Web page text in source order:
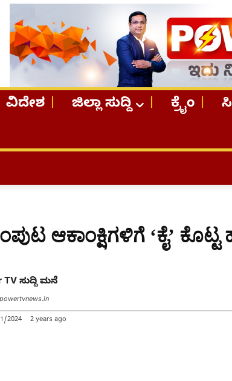
ವಿದೇಶ ಜಿಲ್ಲಾ ಸುದ್ದಿ ಕ್ರೈಂ
ಆಕಾಂಕ್ಷಿಗಳಿಗೆ ‘ಕೈ’
TV ಸುದ್ದಿ ಮನೆ
2024 2 years ago